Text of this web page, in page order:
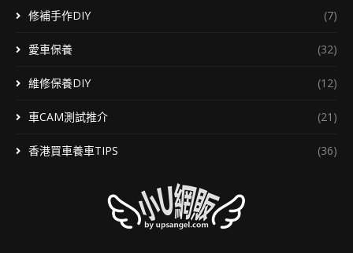
修補手作DIY (7)
愛車保養 (32)
維修保養DIY (12)
車CAM測試推介 (21)
香港買車養車TIPS (36)